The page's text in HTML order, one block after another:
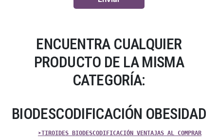
ENCUENTRA CUALQUIER
PRODUCTO DE LA MISMA
CATEGORÍA:
BIODESCODIFICACIÓN OBESIDAD
➤TIROIDES BIODESCODIFICACIÓN VENTAJAS AL COMPRAR